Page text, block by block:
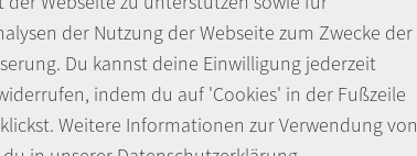
der Nutzung der Webseite zum Zwecke der
Du kannst deine Einwilligung jederzeit
indem du auf 'Cookies' in der Fußzeile
Weitere Informationen zur Verwendung von